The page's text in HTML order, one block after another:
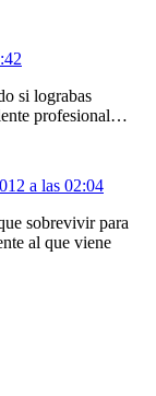
si lograbas
profesional…
a las 02:04
sobrevivir para
al que viene